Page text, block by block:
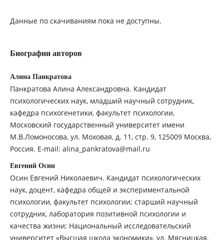
Данные по скачиваниям пока не доступны.
Биографии авторов
Алина Панкратова
Панкратова Алина Александровна. Кандидат
психологических наук, младший научный сотрудник,
кафедра психогенетики, факультет психологии,
Московский государственный университет имени
М.В.Ломоносова, ул. Моховая, д. 11, стр. 9, 125009 Москва,
Россия. E-mail: alina_pankratova@mail.ru
Евгений Осин
Осин Евгений Николаевич. Кандидат психологических
наук, доцент, кафедра общей и экспериментальной
психологии, факультет психологии; старший научный
сотрудник, лаборатория позитивной психологии и
качества жизни; Национальный исследовательский
университет «Высшая школа экономики», ул. Мясницкая,